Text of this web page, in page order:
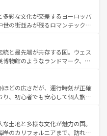
気候が異なるスペインはその個
性で訪れる人を魅了する。 なお、新着のスペイン情報は コ
ほしい。
いる。華麗な宮殿、歴史的な大
して豊かな自然が、訪れる者を心
ランスは美食の国としても知ら
であるランス、プロヴァンスの
ど、多彩な楽しみ方が可能だ。さ
も魅力が溢れており、どの街角に
ぞれで全く異なる文化を体験で
お、新着のフランス情報はコンテンツ一覧
多彩な文化が交差するヨーロッパ
世の街並みが残るロマンチック街
歩いても飽きることがない。ベ
イエルン州のアルプスの絶景、そ
ン畑といった風景は必見。ビール
てほしい。 なお、新着の
一覧を参照してほしい。
統と最先端が共存する国。ウェス
博物館のようなランドマーク、歴
る。また、優雅なアフタヌーン
たまらない英国パブ、サッカー観
できる体験も豊富。イギリスを旅
。
ほどの広さだが、運行時刻が正確
り、初心者でも安心して個人旅行
、スイスならではのユニークな
光だけでなく町歩きも満喫する
得が高いため物価も高いが、旅行
土地と多様な文化が魅力の国。
岸のカリフォルニアまで、訪れる